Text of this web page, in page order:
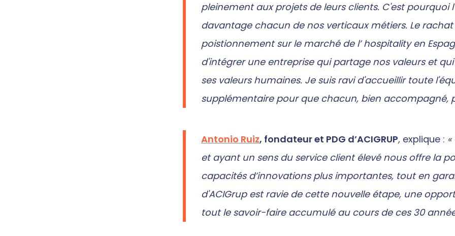
pleinement aux projets de leurs clients. C'est
davantage chacun de nos verticaux métiers. Le
poistionnement sur le marché de l’ hospitality en
d'intégrer une entreprise qui partage nos valeurs et
ses valeurs humaines. Je suis ravi d'accueillir toute
supplémentaire pour que chacun, bien accompagné,
Antonio Ruiz, fondateur et PDG d’ACIGRUP, explique :
et ayant un sens du service client élevé nous offre la
capacités d’innovations plus importantes, tout en
d'ACIGrup est ravie de cette nouvelle étape, une
tout le savoir-faire accumulé au cours de ces 30